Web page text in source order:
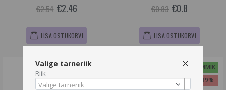
€2.54 €2.46
LISA OSTUKORVI
€0.83 €0.8
LISA OSTUKORVI
-3%
KLIENDILEMMIK
-39%
Valige tarneriik
Riik
Valige tarneriik